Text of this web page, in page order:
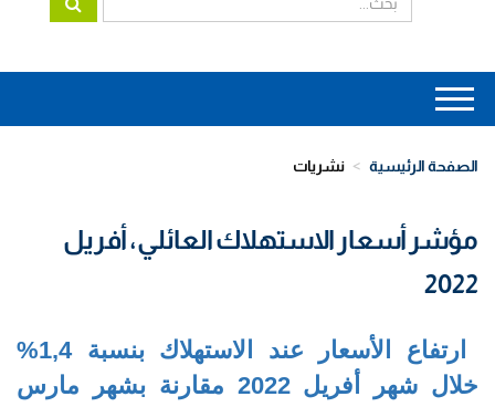
Main
navigation
الصفحة الرئيسية نشريات
مؤشر أسعار الاستهلاك العائلي، أفريل
2022
ارتفاع الأسعار عند الاستهلاك بنسبة 1,4%
خلال شهر أفريل
2022 مقارنة بشهر مارس